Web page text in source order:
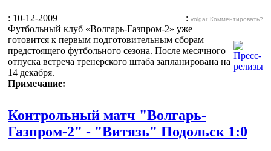
: 10-12-2009 : volgar Комментировать?
Футбольный клуб «Волгарь-Газпром-2» уже
готовится к первым подготовительным сборам
предстоящего футбольного сезона. После месячного
отпуска встреча тренерского штаба запланирована на
14 декабря.
Примечание:
Контрольный матч "Волгарь-
Газпром-2" - "Витязь" Подольск 1:0